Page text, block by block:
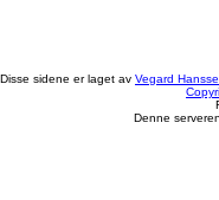
Disse sidene er laget av Vegard
Denne